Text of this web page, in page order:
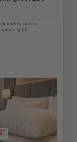
birinde
iptal